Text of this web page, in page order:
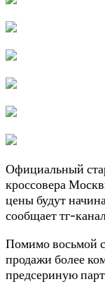
Официальный
кроссовера
цены будут
сообщает тг-
Помимо восьмой
продажи более
предсериную